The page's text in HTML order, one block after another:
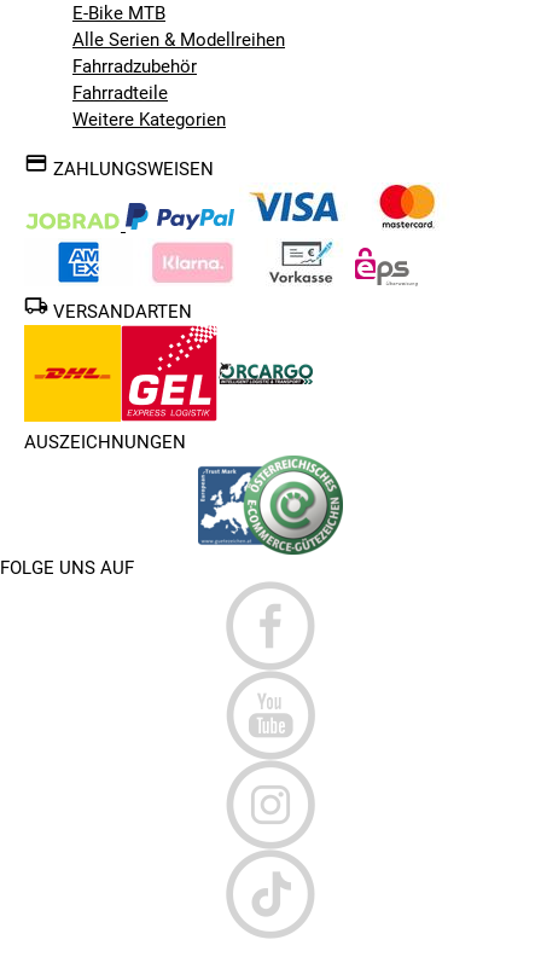
E-Bike MTB
Alle Serien & Modellreihen
Fahrradzubehör
Fahrradteile
Weitere Kategorien
ZAHLUNGSWEISEN
VERSANDARTEN
AUSZEICHNUNGEN
FOLGE UNS AUF